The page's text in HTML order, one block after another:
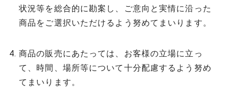
状況等を総合的に勘案し、ご意向と実情に沿った
商品をご選択いただけるよう努めてまいります。
商品の販売にあたっては、お客様の立場に立っ
て、時間、場所等について十分配慮するよう努め
てまいります。